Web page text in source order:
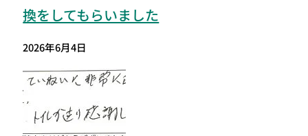
換をしてもらいました
2026年6月4日